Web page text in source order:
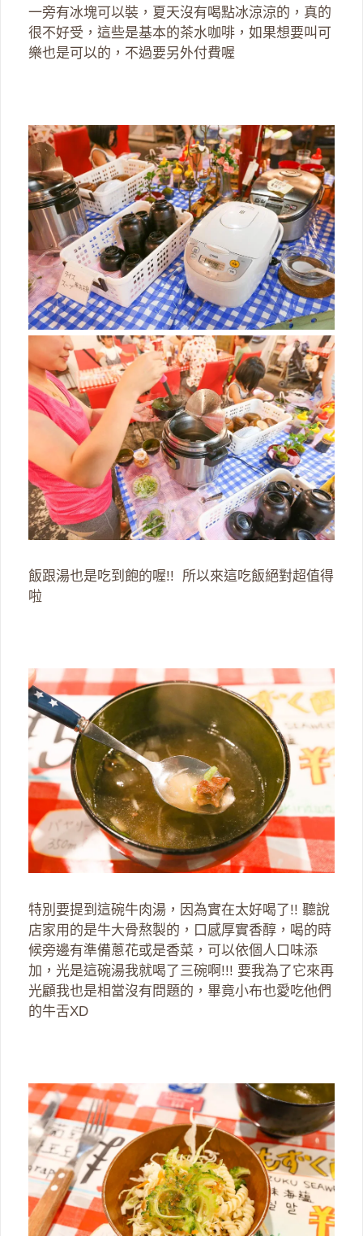
一旁有冰塊可以裝，夏天沒有喝點冰涼涼的，真的
很不好受，這些是基本的茶水咖啡，如果想要叫可
樂也是可以的，不過要另外付費喔
飯跟湯也是吃到飽的喔!! 所以來這吃飯絕對超值得
啦
特別要提到這碗牛肉湯，因為實在太好喝了!! 聽說
店家用的是牛大骨熬製的，口感厚實香醇，喝的時
候旁邊有準備蔥花或是香菜，可以依個人口味添
加，光是這碗湯我就喝了三碗啊!!! 要我為了它來再
光顧我也是相當沒有問題的，畢竟小布也愛吃他們
的牛舌XD